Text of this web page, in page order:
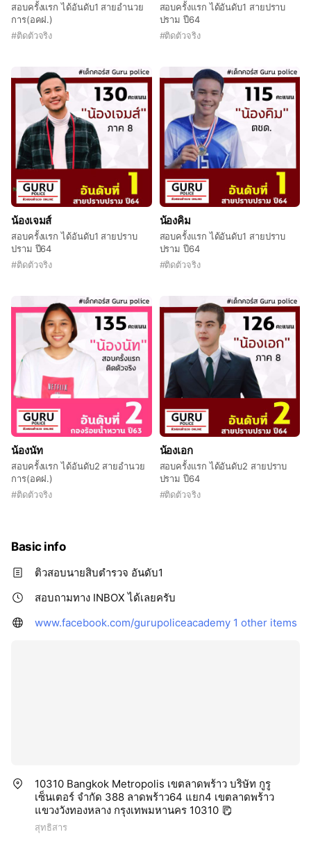
สอบครั้งแรก ได้อันดับ1 สายอำนวย
การ(อคฝ.)
#ติดตัวจริง
สอบครั้งแรก ได้อันดับ1 สายปราบ
ปราม ปี64
#ติดตัวจริง
น้องเจมส์
สอบครั้งแรก ได้อันดับ1 สายปราบ
ปราม ปี64
#ติดตัวจริง
น้องคิม
สอบครั้งแรก ได้อันดับ1 สายปราบ
ปราม ปี64
#ติดตัวจริง
น้องนัท
สอบครั้งแรก ได้อันดับ2 สายอำนวย
การ(อคฝ.)
#ติดตัวจริง
น้องเอก
สอบครั้งแรก ได้อันดับ2 สายปราบ
ปราม ปี64
#ติดตัวจริง
Basic info
ติวสอบนายสิบตำรวจ อันดับ1
สอบถามทาง INBOX ได้เลยครับ
www.facebook.com/gurupoliceacademy 1 other items
10310 Bangkok Metropolis เขตลาดพร้าว บริษัท กูรู
เซ็นเตอร์ จำกัด 388 ลาดพร้าว64 แยก4 เขตลาดพร้าว
แขวงวังทองหลาง กรุงเทพมหานคร 10310
สุทธิสาร